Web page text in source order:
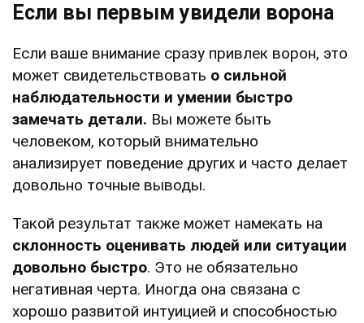
Если вы первым увидели ворона
Если ваше внимание сразу привлек ворон, это
может свидетельствовать о сильной
наблюдательности и умении быстро
замечать детали. Вы можете быть
человеком, который внимательно
анализирует поведение других и часто делает
довольно точные выводы.
Такой результат также может намекать на
склонность оценивать людей или ситуации
довольно быстро. Это не обязательно
негативная черта. Иногда она связана с
хорошо развитой интуицией и способностью